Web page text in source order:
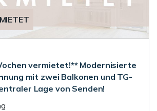
vermietet!** Modernisierte
mit zwei Balkonen und TG-
Lage von Senden!